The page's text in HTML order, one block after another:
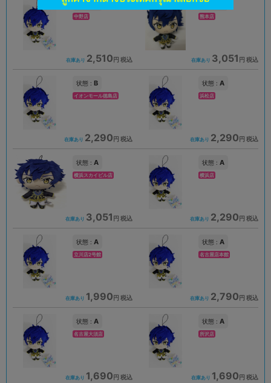
状態 : A
中野店
在庫あり 2,510 円 税込
状態 :
熊本店
在庫あり 3,051 円 税込
状態 : B
イオンモール徳島店
在庫あり 2,290 円 税込
状態 : A
浜松店
在庫あり 2,290 円 税込
状態 : A
横浜スカイビル店
在庫あり 3,051 円 税込
状態 : A
横浜店
在庫あり 2,290 円 税込
状態 : A
立川店2号館
在庫あり 1,990 円 税込
状態 : A
名古屋店本館
在庫あり 2,790 円 税込
状態 : A
名古屋大須店
在庫あり 1,690 円 税込
状態 : A
所沢店
在庫あり 1,690 円 税込